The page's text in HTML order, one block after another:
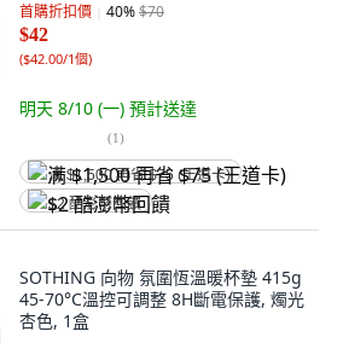
首購折扣價 40%$70
$42
($42.00/1個)
明天 8/10 (一) 預計送達
(1)
满 $1,500 再省 $75 (王道卡)
$2 酷澎幣回饋
SOTHING 向物 氛圍恆溫暖杯墊 415g
45-70°C溫控可調整 8H斷電保護, 燭光
杏色, 1盒